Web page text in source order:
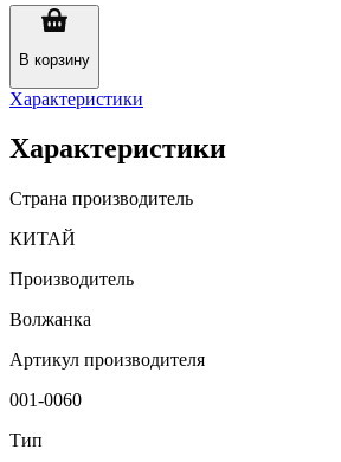
В корзину
Характеристики
Характеристики
Страна производитель
КИТАЙ
Производитель
Волжанка
Артикул производителя
001-0060
Тип